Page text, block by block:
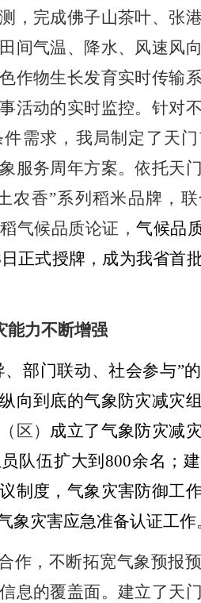
，完成佛子山茶叶、张
间气温、降水、风速风
作物生长发育实时传输
活动的实时监控。针对
需求，我局制定了天
服务周年方案。依托天
农香”系列稻米品牌，
气候品质论证，气候品
日正式授牌，成为我省首
能力不断增强
、部门联动、社会参与”
向到底的气象防灾减灾
区） 成立了气象防灾减
队伍扩大到800余名；
制度，气象灾害防御工
象灾害应急准备认证工作
作，不断拓宽气象预报
息的覆盖面。建立了天